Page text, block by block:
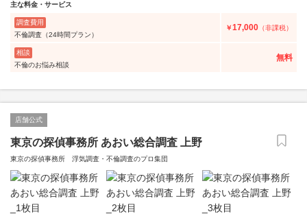
主な料金・サービス
調査費用
不倫調査（24時間プラン）
￥17,000 （非課税）
相談
不倫のお悩み相談
無料
店舗公式
東京の探偵事務所 あおい総合調査 上野
東京の探偵事務所 浮気調査・不倫調査のプロ集団